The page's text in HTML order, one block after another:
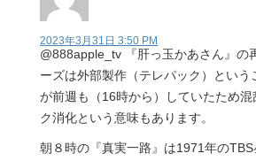
2023年3月31日 3:50 PM
@888apple_tv 『肝っ玉かあさん』の
ーズは外部製作（テレパック）という
が前週も（16時から）していたため混
ク消化という意味もあります。
朝８時の『真実一路』は1971年の